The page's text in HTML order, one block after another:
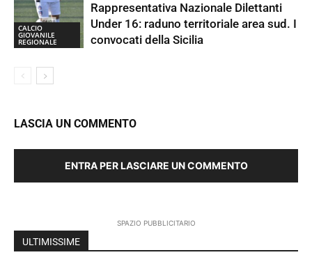
CALCIO
GIOVANILE
REGIONALE
Rappresentativa Nazionale Dilettanti
Under 16: raduno territoriale area sud. I
convocati della Sicilia
LASCIA UN COMMENTO
ENTRA PER LASCIARE UN COMMENTO
SPAZIO PUBBLICITARIO
ULTIMISSIME